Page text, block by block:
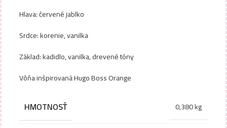
Hlava: červené jablko
Srdce: korenie, vanilka
Základ: kadidlo, vanilka, drevené tóny
Vôňa inšpirovaná Hugo Boss Orange
HMOTNOSŤ 0,380 kg